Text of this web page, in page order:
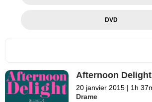
DVD
Afternoon Delight
20 janvier 2015 | 1h
Drame